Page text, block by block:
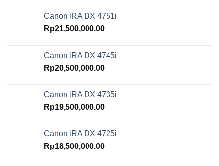
Canon iRA DX 4751i
Rp21,500,000.00
Canon iRA DX 4745i
Rp20,500,000.00
Canon iRA DX 4735i
Rp19,500,000.00
Canon iRA DX 4725i
Rp18,500,000.00